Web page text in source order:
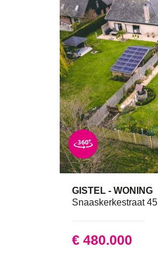
GISTEL - WONING
Snaaskerkestraat 45
€ 480.000